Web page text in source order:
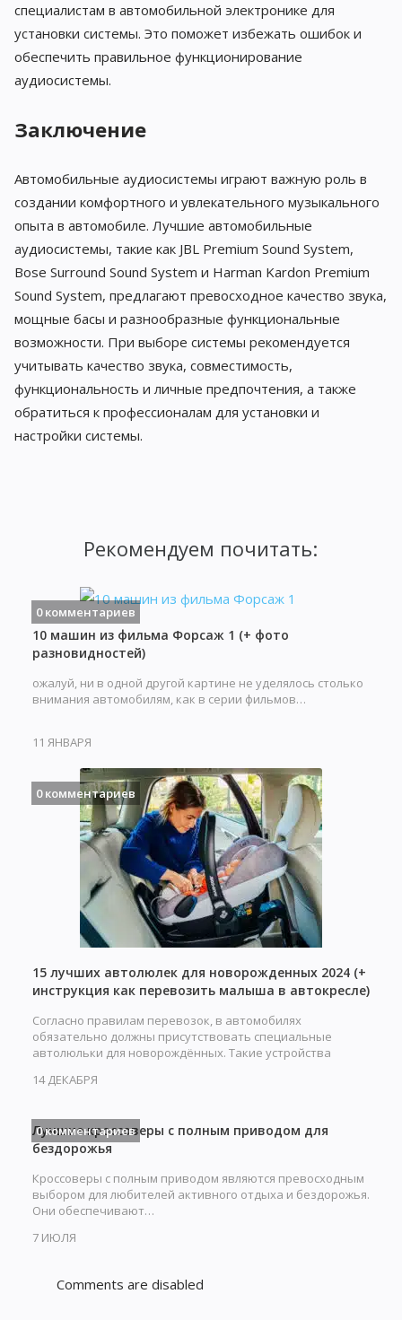
специалистам в автомобильной электронике для
установки системы. Это поможет избежать ошибок и
обеспечить правильное функционирование
аудиосистемы.
Заключение
Автомобильные аудиосистемы играют важную роль в
создании комфортного и увлекательного музыкального
опыта в автомобиле. Лучшие автомобильные
аудиосистемы, такие как JBL Premium Sound System,
Bose Surround Sound System и Harman Kardon Premium
Sound System, предлагают превосходное качество звука,
мощные басы и разнообразные функциональные
возможности. При выборе системы рекомендуется
учитывать качество звука, совместимость,
функциональность и личные предпочтения, а также
обратиться к профессионалам для установки и
настройки системы.
Рекомендуем почитать:
0 комментариев
10 машин из фильма Форсаж 1 (+ фото
разновидностей)
ожалуй, ни в одной другой картине не уделялось столько
внимания автомобилям, как в серии фильмов…
11 ЯНВАРЯ
0 комментариев
15 лучших автолюлек для новорожденных 2024 (+
инструкция как перевозить малыша в автокресле)
Согласно правилам перевозок, в автомобилях
обязательно должны присутствовать специальные
автолюльки для новорождённых. Такие устройства
14 ДЕКАБРЯ
0 комментариев
Лучшие кроссоверы с полным приводом для
бездорожья
Кроссоверы с полным приводом являются превосходным
выбором для любителей активного отдыха и бездорожья.
Они обеспечивают…
7 ИЮЛЯ
Comments are disabled